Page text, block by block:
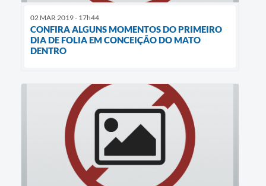
02 MAR 2019 - 17h44
CONFIRA ALGUNS MOMENTOS DO PRIMEIRO
DIA DE FOLIA EM CONCEIÇÃO DO MATO
DENTRO